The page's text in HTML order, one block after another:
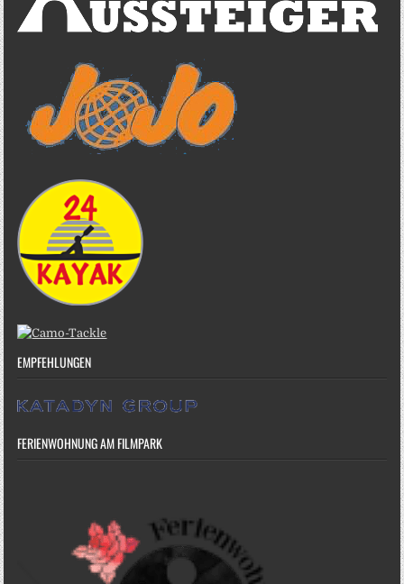
EMPFEHLUNGEN
FERIENWOHNUNG AM FILMPARK